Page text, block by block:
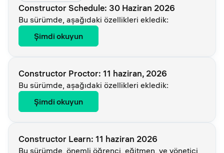
Constructor Schedule: 30 Haziran 2026
Bu sürümde, aşağıdaki özellikleri ekledik:
Şimdi okuyun
Constructor Proctor: 11 haziran, 2026
Bu sürümde, aşağıdaki özellikleri ekledik:
Şimdi okuyun
Constructor Learn: 11 haziran 2026
Bu sürümde, önemli öğrenci, eğitmen, ve yönetici